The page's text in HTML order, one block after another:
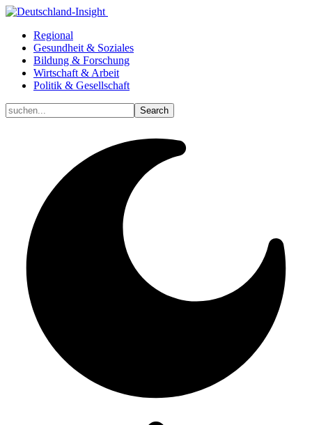
Regional
Gesundheit & Soziales
Bildung & Forschung
Wirtschaft & Arbeit
Politik & Gesellschaft